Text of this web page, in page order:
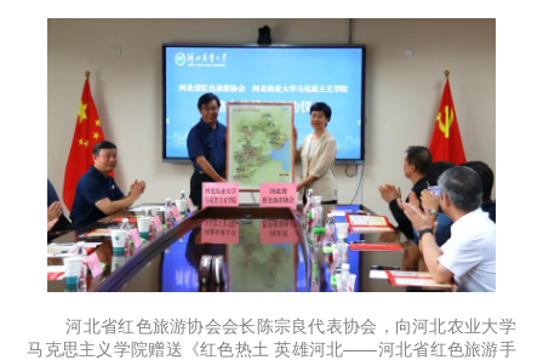
河北省红色旅游协会会长陈宗良代表协会，向河北农业大学
马克思主义学院赠送《红色热土 英雄河北——河北省红色旅游手